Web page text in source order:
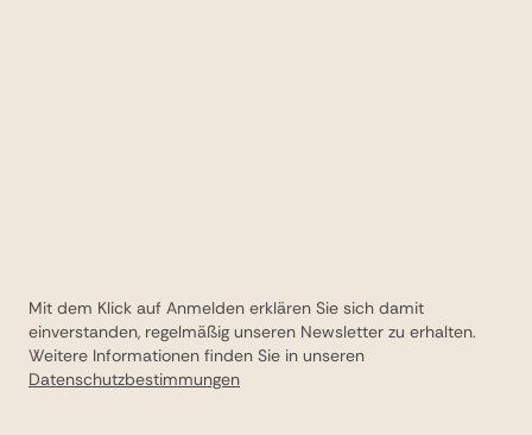
Mit dem Klick auf Anmelden erklären Sie sich damit
einverstanden, regelmäßig unseren Newsletter zu erhalten.
Weitere Informationen finden Sie in unseren
Datenschutzbestimmungen